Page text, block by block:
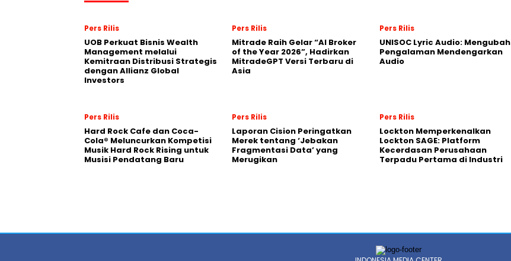
Pers Rilis
UOB Perkuat Bisnis Wealth
Management melalui
Kemitraan Distribusi Strategis
dengan Allianz Global
Investors
Pers Rilis
Mitrade Raih Gelar “AI Broker
of the Year 2026”, Hadirkan
MitradeGPT Versi Terbaru di
Asia
Pers Rilis
UNISOC Lyric Audio: Mengubah
Pengalaman Mendengarkan
Audio
Pers Rilis
Hard Rock Cafe dan Coca-
Cola® Meluncurkan Kompetisi
Musik Hard Rock Rising untuk
Musisi Pendatang Baru
Pers Rilis
Laporan Cision Peringatkan
Merek tentang ‘Jebakan
Fragmentasi Data’ yang
Merugikan
Pers Rilis
Lockton Memperkenalkan
Lockton SAGE: Platform
Kecerdasan Perusahaan
Terpadu Pertama di Industri